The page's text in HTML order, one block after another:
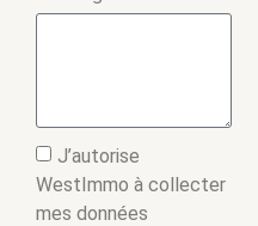
J’autorise
WestImmo à collecter
mes données